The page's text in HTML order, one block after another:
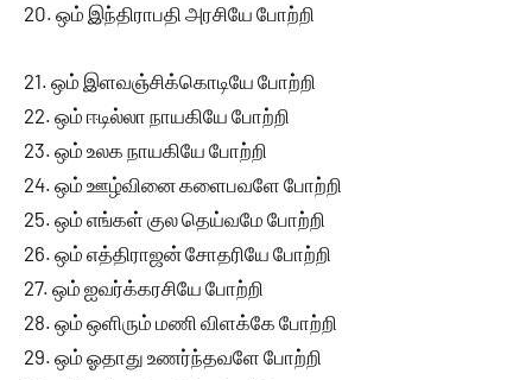
20. ஒம் இந்திராபதி அரசியே போற்றி
21. ஒம் இளவஞ்சிக்கொடியே போற்றி
22. ஒம் ஈடில்லா நாயகியே போற்றி
23. ஒம் உலக நாயகியே போற்றி
24. ஒம் ஊழ்வினை களைபவளே போற்றி
25. ஒம் எங்கள் குல தெய்வமே போற்றி
26. ஒம் எத்திராஜன் சோதரியே போற்றி
27. ஒம் ஐவர்க்கரசியே போற்றி
28. ஒம் ஒளிரும் மணி விளக்கே போற்றி
29. ஒம் ஓதாது உணர்ந்தவளே போற்றி